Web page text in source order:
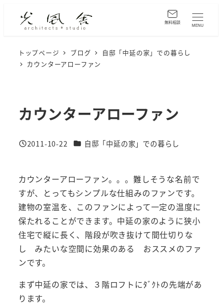
MENU
トップページ ブログ
自邸「中延の家」での暮らし
カウンターアローファン
カウンターアローファン
投稿日
2011-10-22 カテゴリー
自邸「中延の家」での暮らし
カウンターアローファン。。。難しそうな名前で
すが、とってもシンプルな仕組みのファンです。
建物の室温を、このファンによって一定の温度に
保たれることができます。中延の家のように狭小
住宅で縦に長く、階段が吹き抜けて間仕切りな
し みたいな空間に効果のある おススメのファ
ンです。
まず中延の家では、３階ロフトにﾀﾞｸﾄの先端があ
ります。
無料相談